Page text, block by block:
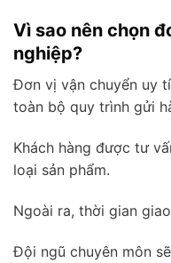
Vì sao nên chọn
nghiệp?
Đơn vị vận chuyển uy
toàn bộ quy trình gửi
Khách hàng được tư
loại sản phẩm.
Ngoài ra, thời gian
Đội ngũ chuyên môn